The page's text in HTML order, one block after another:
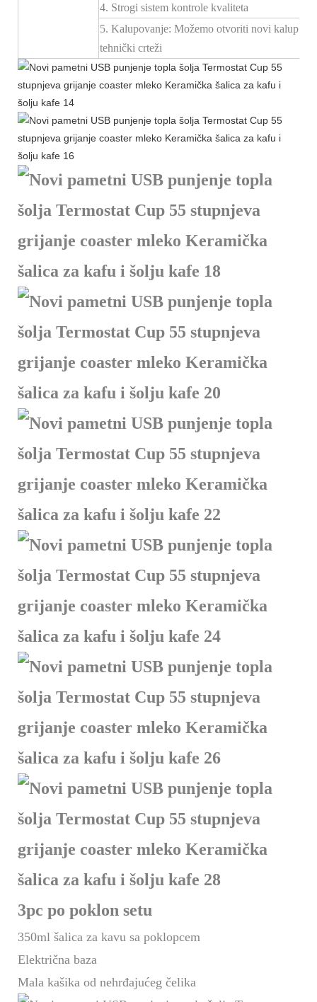
4. Strogi sistem kontrole kvaliteta
5. Kalupovanje: Možemo otvoriti novi kalup
tehnički crteži
3pc po poklon setu
350ml šalica za kavu sa poklopcem
Električna baza
Mala kašika od nehrđajućeg čelika